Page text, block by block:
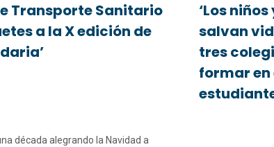
Transporte Sanitario
a la X edición de
década alegrando la Navidad a
‘Los
salvan
tres
formar en